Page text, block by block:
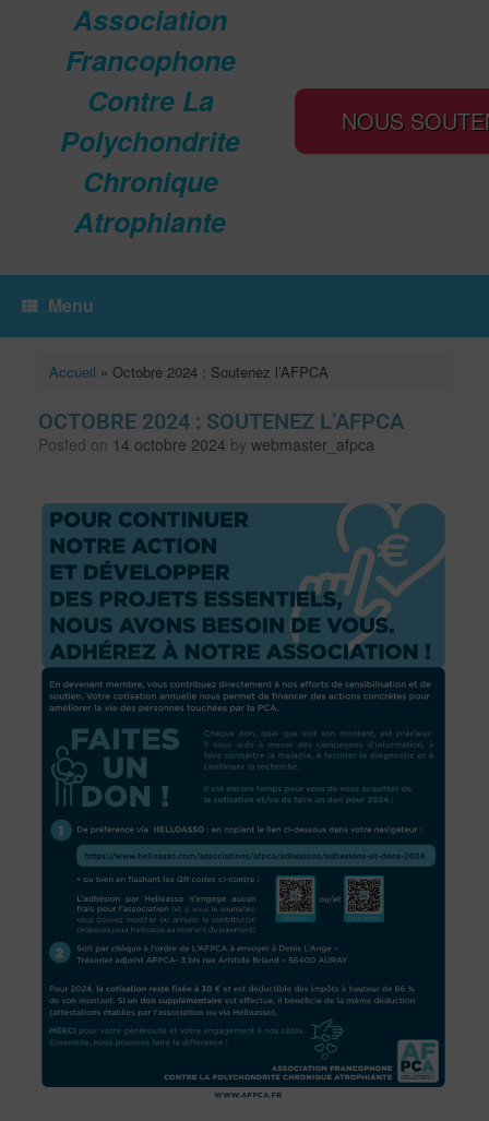
Association
Francophone
Contre La
Polychondrite
Chronique
Atrophiante
NOUS
Menu
Accueil » Octobre 2024 : Soutenez l’AFPCA
OCTOBRE 2024 : SOUTENEZ L’AFPCA
Posted on 14 octobre 2024 by webmaster_afpca